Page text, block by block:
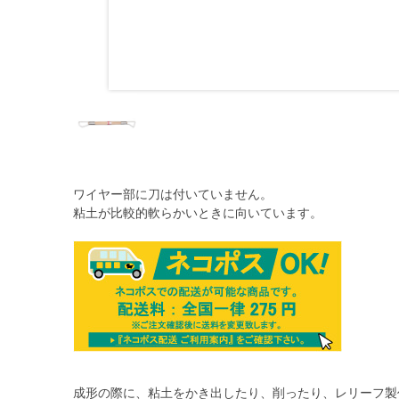
ワイヤー部に刀は付いていません。
粘土が比較的軟らかいときに向いています。
成形の際に、粘土をかき出したり、削ったり、レリーフ